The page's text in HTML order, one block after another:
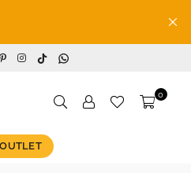
PinterestInstagram
TikTokWhatsapp
0
OUTLET